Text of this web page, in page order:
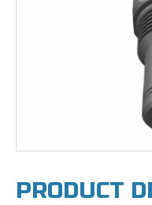
PRODUCT